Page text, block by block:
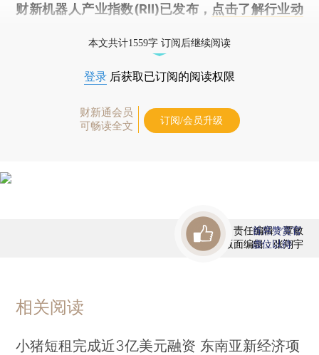
财新机器人产业指数(RII)已发布， 点击了解行业动
本文共计1559字 订阅后继续阅读
登录 后获取已订阅的阅读权限
财新通会员
可畅读全文
订阅/会员升级
责任编辑：覃敏
版面编辑：张翔宇
首席赞赏官
虚位以待
相关阅读
小猪短租完成近3亿美元融资 东南亚新经济项